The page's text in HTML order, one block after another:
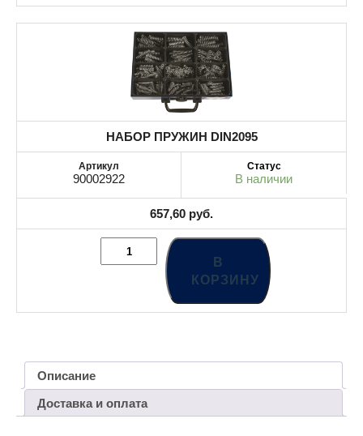
НАБОР ПРУЖИН DIN2095
90002922 В наличии
657,60 руб.
В
КОРЗИНУ
Описание
Доставка и оплата